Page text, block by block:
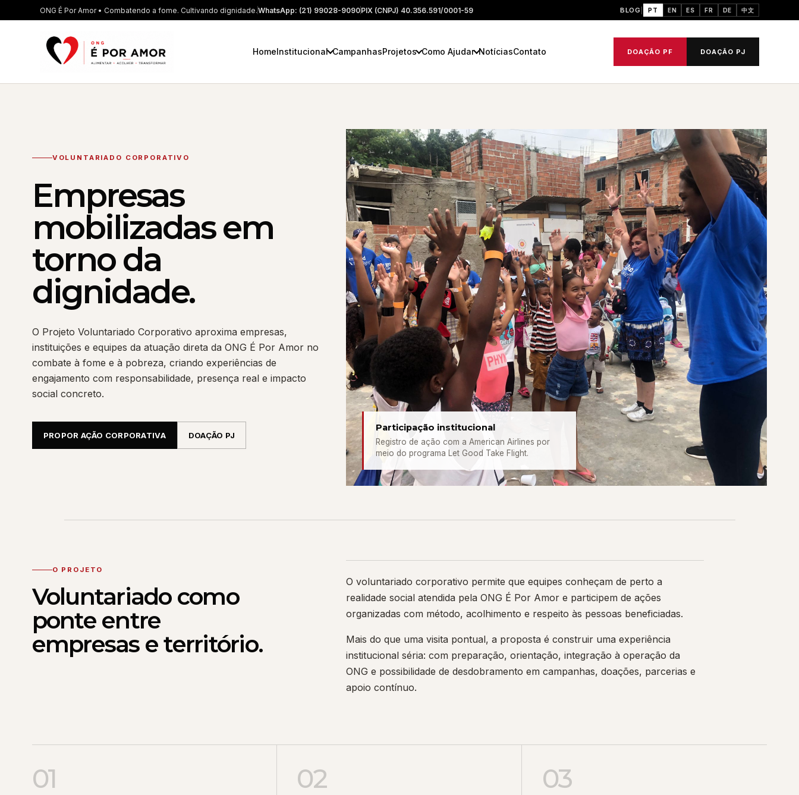
ONG É Por Amor • Combatendo a fome. Cultivando dignidade.WhatsApp: (21) 99028-9090PIX (CNPJ) 40.356.591/0001-59 BLOG PT EN ES FR DE 中文
HomeInstitucional CampanhasProjetos Como Ajudar NotíciasContato DOAÇÃO PF DOAÇÃO PJ
VOLUNTARIADO CORPORATIVO
Empresas
mobilizadas em
torno da
dignidade.
O Projeto Voluntariado Corporativo aproxima empresas,
instituições e equipes da atuação direta da ONG É Por Amor no
combate à fome e à pobreza, criando experiências de
engajamento com responsabilidade, presença real e impacto
social concreto.
PROPOR AÇÃO CORPORATIVA DOAÇÃO PJ
Participação institucional
Registro de ação com a American Airlines por
meio do programa Let Good Take Flight.
O PROJETO
Voluntariado como
ponte entre
empresas e território.
O voluntariado corporativo permite que equipes conheçam de perto a
realidade social atendida pela ONG É Por Amor e participem de ações
organizadas com método, acolhimento e respeito às pessoas beneficiadas.
Mais do que uma visita pontual, a proposta é construir uma experiência
institucional séria: com preparação, orientação, integração à operação da
ONG e possibilidade de desdobramento em campanhas, doações, parcerias e
apoio contínuo.
01 02 03